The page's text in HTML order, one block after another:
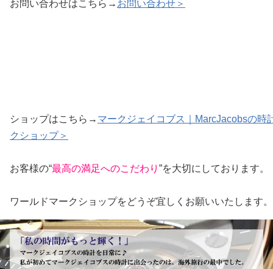
お問い合わせはこちら→ お問い合わせ＞
ショップはこちら→ マークジェイコブス｜MarcJacobsの時
クショップ＞
お客様の“最高の満足へのこだわり ”を大切にしております。
ワールドマークショップをどうぞ宜しくお願いいたします。